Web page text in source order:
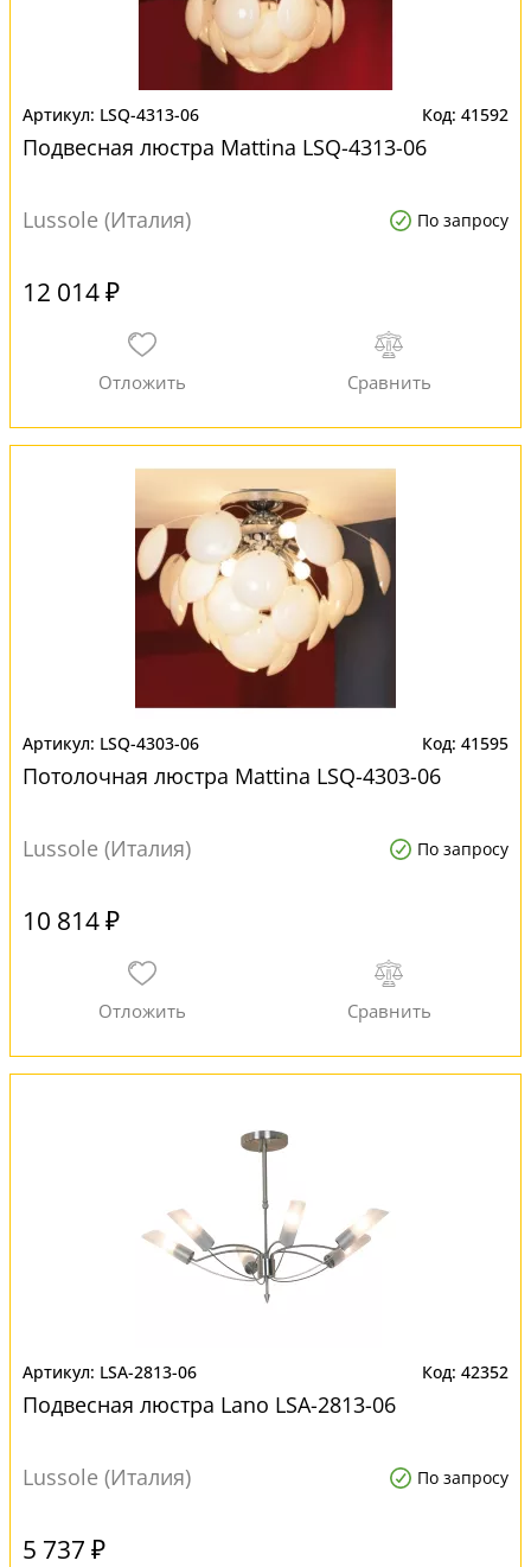
LSQ-4313-06 41592
Подвесная люстра Mattina LSQ-4313-06
Lussole (Италия) По запросу
12 014 ₽
LSQ-4303-06 41595
Потолочная люстра Mattina LSQ-4303-06
Lussole (Италия) По запросу
10 814 ₽
LSA-2813-06 42352
Подвесная люстра Lano LSA-2813-06
Lussole (Италия) По запросу
5 737 ₽